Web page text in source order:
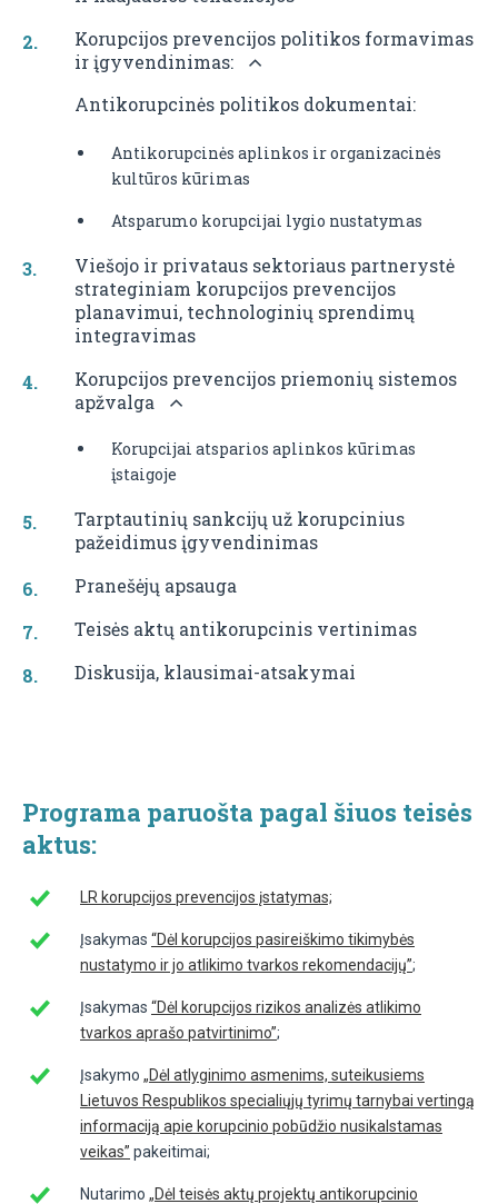
Korupcijos prevencijos politikos formavimas
ir įgyvendinimas:
Antikorupcinės politikos dokumentai:
Antikorupcinės aplinkos ir organizacinės
kultūros kūrimas
Atsparumo korupcijai lygio nustatymas
Viešojo ir privataus sektoriaus partnerystė
strateginiam korupcijos prevencijos
planavimui, technologinių sprendimų
integravimas
Korupcijos prevencijos priemonių sistemos
apžvalga
Korupcijai atsparios aplinkos kūrimas
įstaigoje
Tarptautinių sankcijų už korupcinius
pažeidimus įgyvendinimas
Pranešėjų apsauga
Teisės aktų antikorupcinis vertinimas
Diskusija, klausimai-atsakymai
Programa paruošta pagal šiuos teisės
aktus:
LR korupcijos prevencijos įstatymas;
Įsakymas “Dėl korupcijos pasireiškimo tikimybės
nustatymo ir jo atlikimo tvarkos rekomendacijų”;
Įsakymas “Dėl korupcijos rizikos analizės atlikimo
tvarkos aprašo patvirtinimo”;
Įsakymo „Dėl atlyginimo asmenims, suteikusiems
Lietuvos Respublikos specialiųjų tyrimų tarnybai vertingą
informaciją apie korupcinio pobūdžio nusikalstamas
veikas” pakeitimai;
Nutarimo „Dėl teisės aktų projektų antikorupcinio